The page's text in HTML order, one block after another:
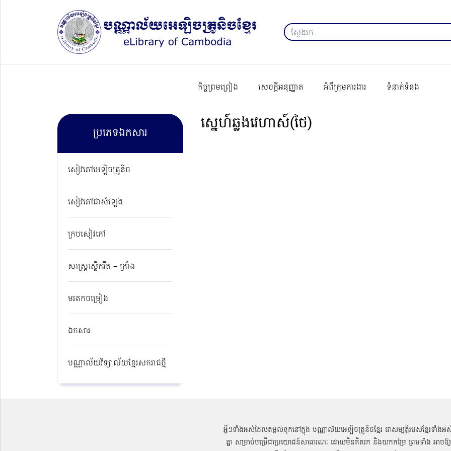
កិច្ចព្រមព្រៀង សេចក្ដីអនុញ្ញាត អំពីក្រុមការងារ ទំនាក់ទំនង
ប្រភេទឯកសារ
សៀវភៅអេឡិចត្រូនិច
សៀវភៅជាសំឡេង
ក្របសៀវភៅ
សាស្ត្រាស្លឹករឹត – ក្រាំង
មរតកចម្រៀង
ឯកសារ
បណ្ណាល័យវិទ្យាល័យខ្មែរសករាជថ្មី​
ស្នេហ៍ឆ្លងវេហាស៍(ថៃ)
អ្វីៗទាំងអស់ដែលតម្កល់ទុកនៅក្នុង បណ្ណាល័យអេឡិចត្រូនិចខ្មែរ ជាសម្បតិ្តរបស់ខ្មែរទាំងអ
គ្នា សម្រាប់បម្រើជាប្រយោជន៍សាធារណៈ ដោយមិនគិតរក និងយកកម្រៃ ព្រមទាំង អាចឱ្យ